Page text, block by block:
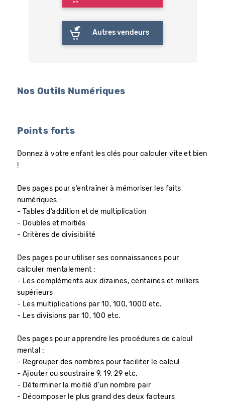
Autres vendeurs
Nos Outils Numériques
Points forts
Donnez à votre enfant les clés pour calculer vite et bien
!
Des pages pour s’entraîner à mémoriser les faits
numériques :
- Tables d’addition et de multiplication
- Doubles et moitiés
- Critères de divisibilité
Des pages pour utiliser ses connaissances pour
calculer mentalement :
- Les compléments aux dizaines, centaines et milliers
supérieurs
- Les multiplications par 10, 100, 1000 etc.
- Les divisions par 10, 100 etc.
Des pages pour apprendre les procédures de calcul
mental :
- Regrouper des nombres pour faciliter le calcul
- Ajouter ou soustraire 9, 19, 29 etc.
- Déterminer la moitié d’un nombre pair
- Décomposer le plus grand des deux facteurs